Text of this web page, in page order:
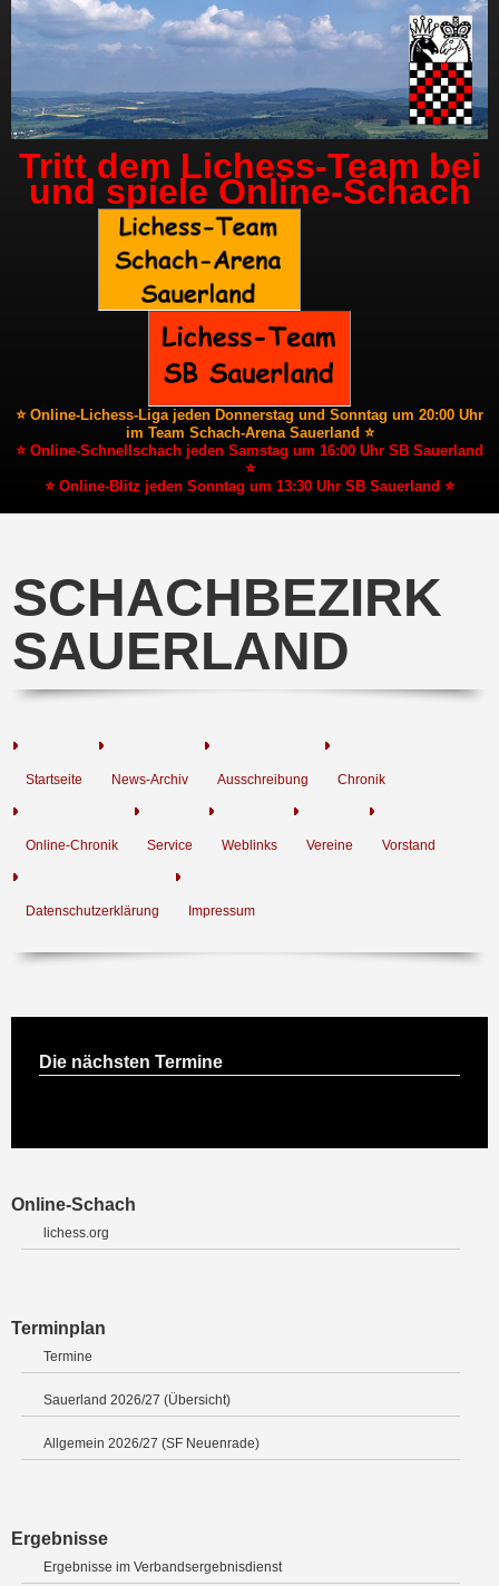
Tritt dem Lichess-Team bei
und spiele Online-Schach
⭐ Online-Lichess-Liga jeden Donnerstag und Sonntag um 20:00 Uhr
im Team Schach-Arena Sauerland ⭐
⭐ Online-Schnellschach jeden Samstag um 16:00 Uhr SB Sauerland
⭐
⭐ Online-Blitz jeden Sonntag um 13:30 Uhr SB Sauerland ⭐
SCHACHBEZIRK
SAUERLAND
Startseite News-Archiv Ausschreibung Chronik
Online-Chronik Service Weblinks Vereine Vorstand
Datenschutzerklärung Impressum
Die nächsten Termine
Online-Schach
lichess.org
Terminplan
Termine
Sauerland 2026/27 (Übersicht)
Allgemein 2026/27 (SF Neuenrade)
Ergebnisse
Ergebnisse im Verbandsergebnisdienst